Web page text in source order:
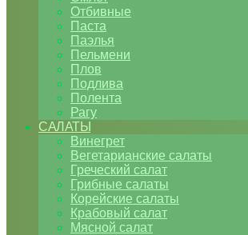
Отбивные
Паста
Паэлья
Пельмени
Плов
Подлива
Полента
Рагу
САЛАТЫ
Винегрет
Вегетарианские салаты
Греческий салат
Грибные салаты
Корейские салаты
Крабовый салат
Мясной салат